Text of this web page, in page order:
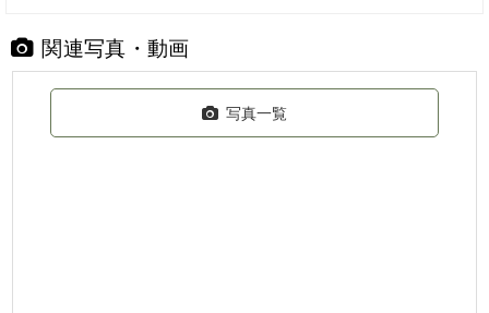
関連写真・動画
写真一覧